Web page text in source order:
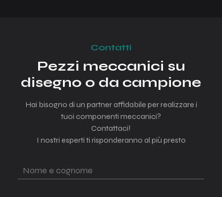
Contatti
Pezzi meccanici su
disegno o da campione
Hai bisogno di un partner affidabile per realizzare i
tuoi componenti meccanici?
Contattaci!
I nostri esperti ti risponderanno al più presto